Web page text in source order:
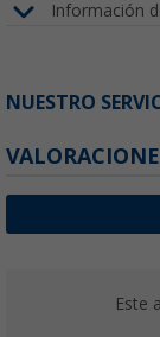
Información
NUESTRO
Este